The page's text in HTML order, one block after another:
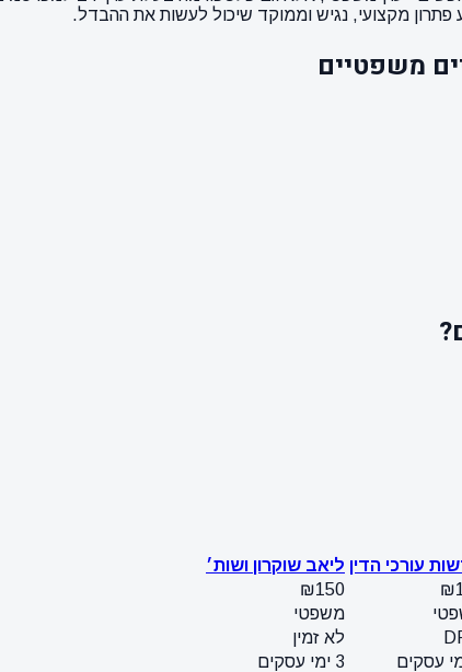
מקצועי, נגיש וממוקד שיכול לעשות את ההבדל.
משפטיים
עורכי הדין ליאב שוקרון ושות׳
₪150
משפטי
לא זמין
3 ימי עסקים